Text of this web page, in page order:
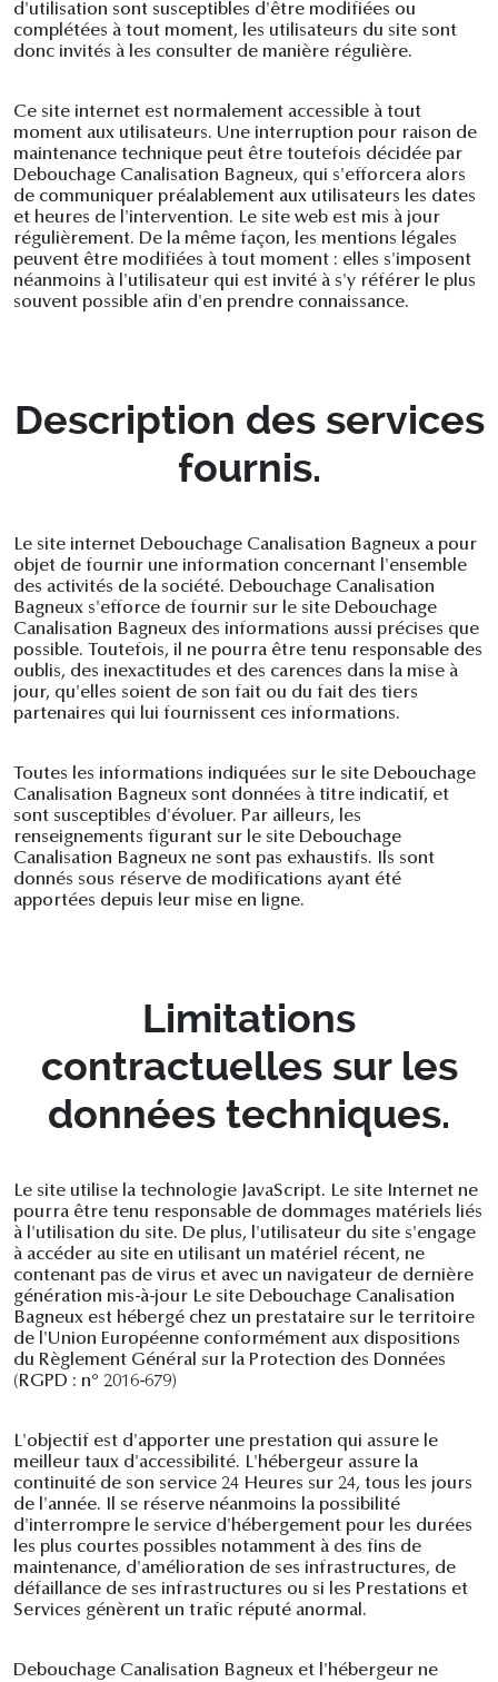
d'utilisation sont susceptibles d'être modifiées ou
complétées à tout moment, les utilisateurs du site sont
donc invités à les consulter de manière régulière.
Ce site internet est normalement accessible à tout
moment aux utilisateurs. Une interruption pour raison de
maintenance technique peut être toutefois décidée par
Debouchage Canalisation Bagneux, qui s'efforcera alors
de communiquer préalablement aux utilisateurs les dates
et heures de l'intervention. Le site web est mis à jour
régulièrement. De la même façon, les mentions légales
peuvent être modifiées à tout moment : elles s'imposent
néanmoins à l'utilisateur qui est invité à s'y référer le plus
souvent possible afin d'en prendre connaissance.
Description des services
fournis.
Le site internet Debouchage Canalisation Bagneux a pour
objet de fournir une information concernant l'ensemble
des activités de la société. Debouchage Canalisation
Bagneux s'efforce de fournir sur le site Debouchage
Canalisation Bagneux des informations aussi précises que
possible. Toutefois, il ne pourra être tenu responsable des
oublis, des inexactitudes et des carences dans la mise à
jour, qu'elles soient de son fait ou du fait des tiers
partenaires qui lui fournissent ces informations.
Toutes les informations indiquées sur le site Debouchage
Canalisation Bagneux sont données à titre indicatif, et
sont susceptibles d'évoluer. Par ailleurs, les
renseignements figurant sur le site Debouchage
Canalisation Bagneux ne sont pas exhaustifs. Ils sont
donnés sous réserve de modifications ayant été
apportées depuis leur mise en ligne.
Limitations
contractuelles sur les
données techniques.
Le site utilise la technologie JavaScript. Le site Internet ne
pourra être tenu responsable de dommages matériels liés
à l'utilisation du site. De plus, l'utilisateur du site s'engage
à accéder au site en utilisant un matériel récent, ne
contenant pas de virus et avec un navigateur de dernière
génération mis-à-jour Le site Debouchage Canalisation
Bagneux est hébergé chez un prestataire sur le territoire
de l'Union Européenne conformément aux dispositions
du Règlement Général sur la Protection des Données
(RGPD : n° 2016-679)
L'objectif est d'apporter une prestation qui assure le
meilleur taux d'accessibilité. L'hébergeur assure la
continuité de son service 24 Heures sur 24, tous les jours
de l'année. Il se réserve néanmoins la possibilité
d'interrompre le service d'hébergement pour les durées
les plus courtes possibles notamment à des fins de
maintenance, d'amélioration de ses infrastructures, de
défaillance de ses infrastructures ou si les Prestations et
Services génèrent un trafic réputé anormal.
Debouchage Canalisation Bagneux et l'hébergeur ne